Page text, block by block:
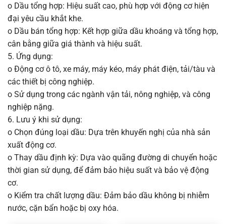
o Dầu tổng hợp: Hiệu suất cao, phù hợp với động cơ hiện
đại yêu cầu khắt khe.
o Dầu bán tổng hợp: Kết hợp giữa dầu khoáng và tổng hợp,
cân bằng giữa giá thành và hiệu suất.
5. Ứng dụng:
o Động cơ ô tô, xe máy, máy kéo, máy phát điện, tải/tàu và
các thiết bị công nghiệp.
o Sử dụng trong các ngành vận tải, nông nghiệp, và công
nghiệp nặng.
6. Lưu ý khi sử dụng:
o Chọn đúng loại dầu: Dựa trên khuyến nghị của nhà sản
xuất động cơ.
o Thay dầu định kỳ: Dựa vào quãng đường di chuyển hoặc
thời gian sử dụng, để đảm bảo hiệu suất và bảo vệ động
cơ.
o Kiểm tra chất lượng dầu: Đảm bảo dầu không bị nhiễm
nước, cặn bẩn hoặc bị oxy hóa.